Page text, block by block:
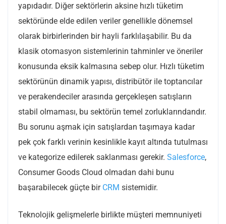
yapıdadır. Diğer sektörlerin aksine hızlı tüketim
sektöründe elde edilen veriler genellikle dönemsel
olarak birbirlerinden bir hayli farklılaşabilir. Bu da
klasik otomasyon sistemlerinin tahminler ve öneriler
konusunda eksik kalmasına sebep olur. Hızlı tüketim
sektörünün dinamik yapısı, distribütör ile toptancılar
ve perakendeciler arasında gerçekleşen satışların
stabil olmaması, bu sektörün temel zorluklarındandır.
Bu sorunu aşmak için satışlardan taşımaya kadar
pek çok farklı verinin kesinlikle kayıt altında tutulması
ve kategorize edilerek saklanması gerekir. Salesforce,
Consumer Goods Cloud olmadan dahi bunu
başarabilecek güçte bir CRM sistemidir.
Teknolojik gelişmelerle birlikte müşteri memnuniyeti